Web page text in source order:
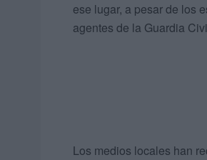
ese lugar, a pesar de los
agentes de la Guardia
Los medios locales han